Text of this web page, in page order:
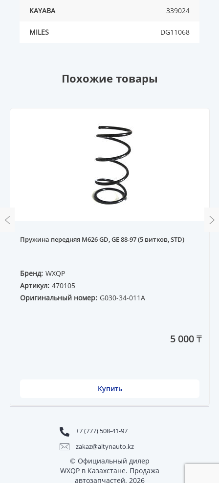
KAYABA 339024
MILES DG11068
Похожие товары
Пружина передняя M626 GD, GE 88-97 (5 витков, STD)
Бренд: WXQP
Артикул: 470105
Оригинальный номер: G030-34-011A
5 000 ₸
Купить
+7 (777) 508-41-97
zakaz@altynauto.kz
© Официальный дилер
WXQP в Казахстане. Продажа
автозапчастей. 2026